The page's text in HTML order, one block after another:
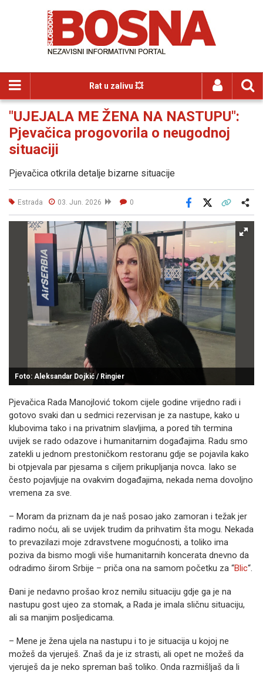
Rat u zalivu 💥
"UJEJALA ME ŽENA NA NASTUPU":
Pjevačica progovorila o neugodnoj
situaciji
Pjevačica otkrila detalje bizarne situacije
Estrada 03. Jun. 2026 0
Facebook
Foto: Aleksandar Dojkić / Ringier
Pjevačica Rada Manojlović tokom cijele godine vrijedno radi i
gotovo svaki dan u sedmici rezervisan je za nastupe, kako u
klubovima tako i na privatnim slavljima, a pored tih termina
uvijek se rado odazove i humanitarnim događajima. Radu smo
zatekli u jednom prestoničkom restoranu gdje se pojavila kako
bi otpjevala par pjesama s ciljem prikupljanja novca. Iako se
često pojavljuje na ovakvim događajima, nekada nema dovoljno
vremena za sve.
– Moram da priznam da je naš posao jako zamoran i težak jer
radimo noću, ali se uvijek trudim da prihvatim šta mogu. Nekada
to prevazilazi moje zdravstvene mogućnosti, a toliko ima
poziva da bismo mogli više humanitarnih koncerata dnevno da
odradimo širom Srbije – priča ona na samom početku za “Blic“.
Đani je nedavno prošao kroz nemilu situaciju gdje ga je na
nastupu gost ujeo za stomak, a Rada je imala sličnu situaciju,
ali sa manjim posljedicama.
– Mene je žena ujela na nastupu i to je situacija u kojoj ne
možeš da vjeruješ. Znaš da je iz strasti, ali opet ne možeš da
vjeruješ da je neko spreman baš toliko. Onda razmišljaš da li